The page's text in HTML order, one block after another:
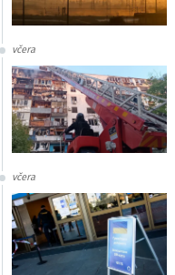
včera
včera